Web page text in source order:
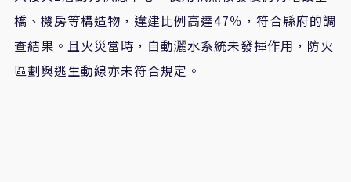
橋、機房等構造物，違建比例高達47％，符合縣府的調
查結果。且火災當時，自動灑水系統未發揮作用，防火
區劃與逃生動線亦未符合規定。